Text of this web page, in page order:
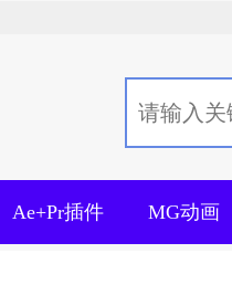
Ae+Pr插件 MG动画